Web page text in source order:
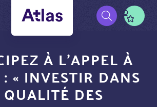
À L’APPEL À
: « INVESTIR DANS
DES